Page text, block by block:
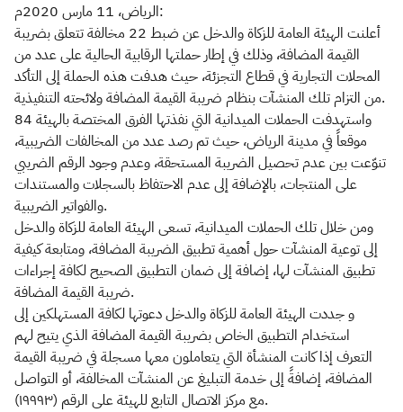
الرياض، 11 مارس 2020م:
أعلنت الهيئة العامة للزكاة والدخل عن ضبط 22 مخالفة تتعلق بضريبة
القيمة المضافة، وذلك في إطار حملتها الرقابية الحالية على عدد من
المحلات التجارية في قطاع التجزئة، حيث هدفت هذه الحملة إلى التأكد
من التزام تلك المنشآت بنظام ضريبة القيمة المضافة ولائحته التنفيذية.
واستهدفت الحملات الميدانية التي نفذتها الفرق المختصة بالهيئة 84
موقعاً في مدينة الرياض، حيث تم رصد عدد من المخالفات الضريبية،
تنوّعت بين عدم تحصيل الضريبة المستحقة، وعدم وجود الرقم الضريبي
على المنتجات، بالإضافة إلى عدم الاحتفاظ بالسجلات والمستندات
والفواتير الضريبية.
ومن خلال تلك الحملات الميدانية، تسعى الهيئة العامة للزكاة والدخل
إلى توعية المنشآت حول أهمية تطبيق الضريبة المضافة، ومتابعة كيفية
تطبيق المنشآت لها، إضافة إلى ضمان التطبيق الصحيح لكافة إجراءات
ضريبة القيمة المضافة.
و جددت الهيئة العامة للزكاة والدخل دعوتها لكافة المستهلكين إلى
استخدام التطبيق الخاص بضريبة القيمة المضافة الذي يتيح لهم
التعرف إذا كانت المنشأة التي يتعاملون معها مسجلة في ضريبة القيمة
المضافة، إضافةً إلى خدمة التبليغ عن المنشآت المخالفة، أو التواصل
مع مركز الاتصال التابع للهيئة على الرقم (١٩٩٩٣).​